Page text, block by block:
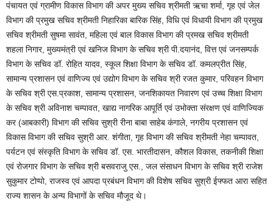
पंचायत एवं ग्रामीण विकास विभाग की अपर मुख्य सचिव श्रीमती ऋचा शर्मा, गृह एवं जेल
विभाग की प्रमुख सचिव श्रीमती निहारिका बारिक सिंह, विधि एवं विधायी विभाग की प्रमुख
सचिव श्रीमती सुषमा सावंत, महिला एवं बाल विकास विभाग की प्रमख सचिव श्रीमती
शहला निगार, मुख्यमंत्री एवं खनिज विभाग के सचिव श्री पी.दयानंद, वित्त एवं जनसम्पर्क
विभाग के सचिव डॉ. रोहित यादव, स्कूल शिक्षा विभाग के सचिव डॉ. कमलप्रीत सिंह,
सामान्य प्रशासन एवं वाणिज्य एवं उद्योग विभाग के सचिव श्री रजत कुमार, परिवहन विभाग
के सचिव श्री एस.प्रकाश, सामान्य प्रशासन, जनशिकायत निवारण एवं उच्च शिक्षा विभाग
के सचिव श्री अविनाश चम्पावत, खाद्य नागरिक आपूर्ति एवं उभोक्ता संरक्षण एवं वाणिज्यिक
कर (आबकारी) विभाग की सचिव सुश्री रीना बाबा साहेब कंगाले, नगरीय प्रशासन एवं
विकास विभाग की सचिव सुश्री आर. शंगीता, गृह विभाग की सचिव श्रीमती नेहा चम्पावत,
पर्यटन एवं संस्कृति विभाग के सचिव डॉ. एस. भारतीदासन, कौशल विकास, तकनीकी शिक्षा
एवं रोजगार विभाग के सचिव श्री बसवराजु एस., जल संसाधन विभाग के सचिव श्री राजेश
सुकुमार टोप्पो, राजस्व एवं आपदा प्रबंधन विभाग की विशेष सचिव सुश्री ईफ्फत आरा सहित
राज्य शासन के अन्य विभागों के सचिव मौजूद थे।